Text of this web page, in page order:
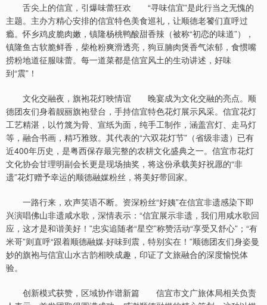
舌尖上的信宜，引爆味蕾狂欢 “寻味信宜”是此行当之无愧的
主题。主办方精心安排的信宜特色美食巡礼，让顺德老饕们直呼过
瘾。怀乡鸡皮脆肉嫩，镇隆杨桃鸭酸甜香辣（被称“初恋的味道”），
镇隆鱼古软脆鲜香，柴枪粉爽滑透亮，狗豆腩肉煲香气浓郁，食惯嘴
捞粉地道征服味蕾。每一道菜都是信宜风土的生动讲述，好味
到“震”！
文化交融夜，旗袍花灯映情谊 晚宴成为文化交融的亮点。顺
德团友们身着靓丽旗袍登台，手持信宜特色花灯展示风采。信宜花灯
工艺精湛，以竹篾为骨、宣纸为面，纯手工制作，涵盖宫灯、走马灯
等，融合书画，精巧雅致。其代表的“六双花灯节”（省级非遗）已有
近400年历史，是粤西保存最完整的农耕文化盛典之一。信宜市花灯
文化协会甘理明副会长更是现场抽奖，将这份承载美好祝愿的“非
遗”花灯赠予幸运的顺德融媒粉丝，将美好带回家。
一路行来，欢声笑语不断。资深粉丝“好姨”在信宜非遗感染下即
兴演唱佛山非遗咸水歌，深情表示：“信宜展示非遗，我们用咸水歌回
应，这才是和谐美好！”忠实追随者“星空”称赞活动“享受又舒心”；“有
米哥”则直呼“跟着顺德融媒·好味到震，特别实在！”顺德团友们身姿曼
妙的旗袍与信宜山水古韵相映成趣，印证了文旅融合的深度愉悦体
验。
创新模式获赞，区域协作谱新篇 信宜市文广旅体局相关负责